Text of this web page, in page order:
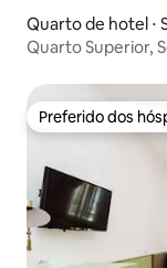
Quarto de hotel ⋅
Quarto Superior,
Preferido dos
Preferido dos